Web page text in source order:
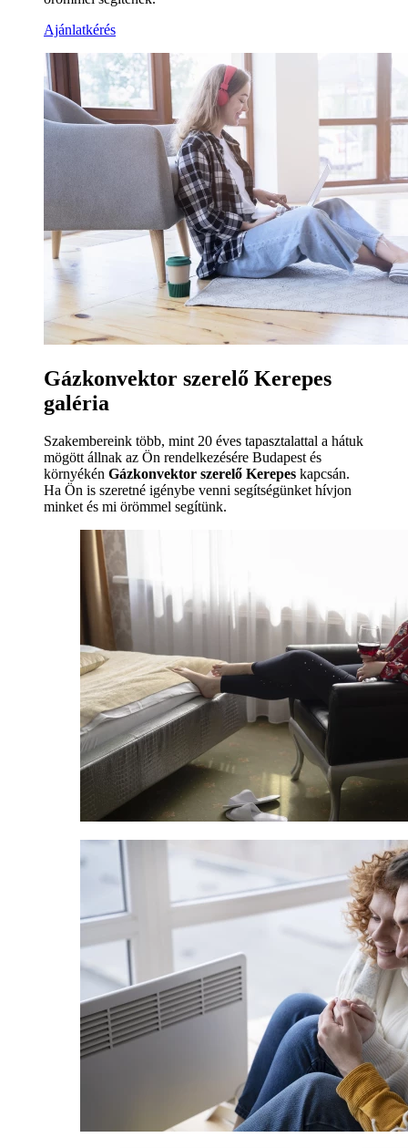
Ajánlatkérés
Gázkonvektor szerelő Kerepes
galéria
Szakembereink több, mint 20 éves tapasztalattal a hátuk
mögött állnak az Ön rendelkezésére Budapest és
környékén Gázkonvektor szerelő Kerepes kapcsán.
Ha Ön is szeretné igénybe venni segítségünket hívjon
minket és mi örömmel segítünk.